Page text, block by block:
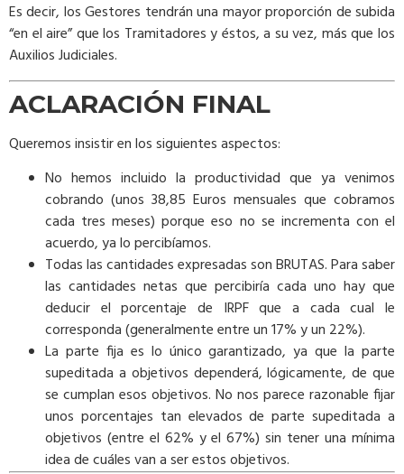
Es decir, los Gestores tendrán una mayor proporción de subida
“en el aire” que los Tramitadores y éstos, a su vez, más que los
Auxilios Judiciales.
ACLARACIÓN FINAL
Queremos insistir en los siguientes aspectos:
No hemos incluido la productividad que ya venimos
cobrando (unos 38,85 Euros mensuales que cobramos
cada tres meses) porque eso no se incrementa con el
acuerdo, ya lo percibíamos.
Todas las cantidades expresadas son BRUTAS. Para saber
las cantidades netas que percibiría cada uno hay que
deducir el porcentaje de IRPF que a cada cual le
corresponda (generalmente entre un 17% y un 22%).
La parte fija es lo único garantizado, ya que la parte
supeditada a objetivos dependerá, lógicamente, de que
se cumplan esos objetivos. No nos parece razonable fijar
unos porcentajes tan elevados de parte supeditada a
objetivos (entre el 62% y el 67%) sin tener una mínima
idea de cuáles van a ser estos objetivos.